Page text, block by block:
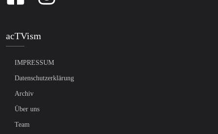
acTVism
IMPRESSUM
Datenschutzerklärung
Archiv
Über uns
Team